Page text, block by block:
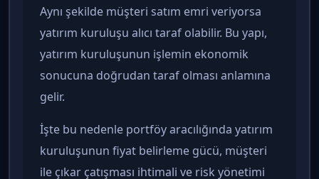
Aynı şekilde müşteri satım emri veriyorsa
yatırım kuruluşu alıcı taraf olabilir. Bu yapı,
yatırım kuruluşunun işlemin ekonomik
sonucuna doğrudan taraf olması anlamına
gelir.
İşte bu nedenle portföy aracılığında yatırım
kuruluşunun fiyat belirleme gücü, müşteri
ile çıkar çatışması ihtimali ve risk yönetimi